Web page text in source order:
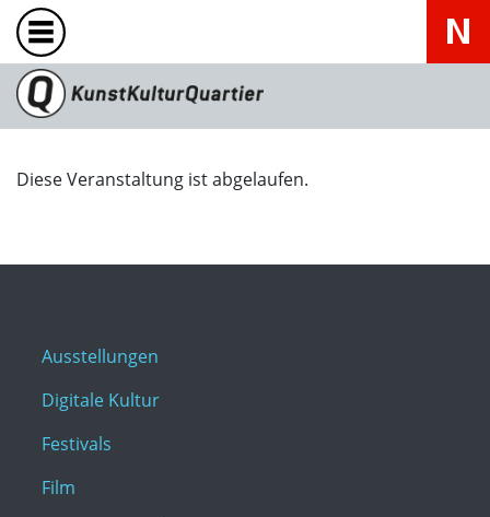
Diese Veranstaltung ist abgelaufen.
Ausstellungen
Digitale Kultur
Festivals
Film